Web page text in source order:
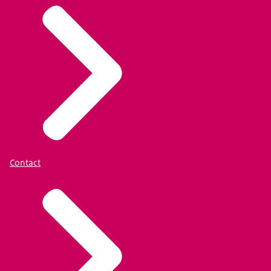
Download
We proberen zowel veiligheids- als sociaal domein
aspecten daarbij te betrekken.
Er zijn een aantal ontwikkelingen die we specifiek
als speerpunt moeten gaan oppakken de
komende jaren.
We zien daar vooral kennisuitwisseling.
Ik ben Youssef Boutachekourt, afdelingshoofd
Sociale Zaken en Werkgelegenheid.
We zijn vandaag kennis aan het uitwisselen op het
thema digitale weerbaarheid met de gemeenten.
Het is een vraagstuk wat nu speelt in de
samenleving. We zien de radicalisering en
polarisatie ook toenemen.
Contact